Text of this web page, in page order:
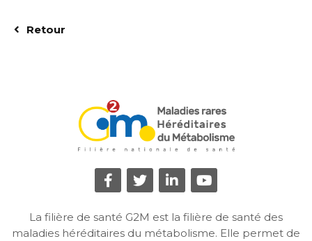
Retour
La filière de santé G2M est la filière de santé des
maladies héréditaires du métabolisme. Elle permet de